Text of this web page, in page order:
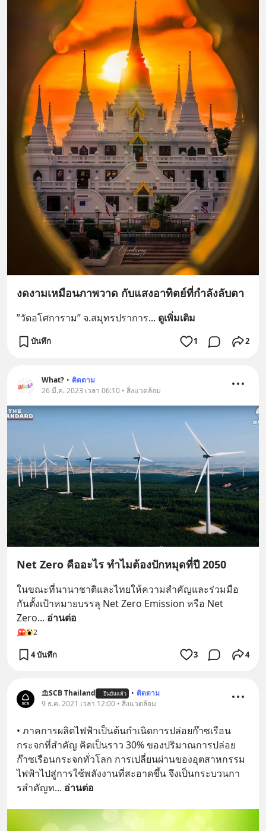
งดงามเหมือนภาพวาด กับแสงอาทิตย์ที่กำลังลับตา
”วัดอโศการาม” จ.สมุทรปราการ... ดูเพิ่มเติม
บันทึก 1 2
What? • ติดตาม
26 มี.ค. 2023 เวลา 06:10 • สิ่งแวดล้อม
Net Zero คืออะไร ทำไมต้องปักหมุดที่ปี 2050
ในขณะที่นานาชาติและไทยให้ความสำคัญและร่วมมือ
กันตั้งเป้าหมายบรรลุ Net Zero Emission หรือ Net
Zero... อ่านต่อ
2
4 บันทึก 3 4
SCB Thailand ยืนยันแล้ว • ติดตาม
9 ธ.ค. 2021 เวลา 12:00 • สิ่งแวดล้อม
• ภาคการผลิตไฟฟ้าเป็นต้นกำเนิดการปล่อยก๊าซเรือน
กระจกที่สำคัญ คิดเป็นราว 30% ของปริมาณการปล่อย
ก๊าซเรือนกระจกทั่วโลก การเปลี่ยนผ่านของอุตสาหกรรม
ไฟฟ้าไปสู่การใช้พลังงานที่สะอาดขึ้น จึงเป็นกระบวนกา
รสำคัญท... อ่านต่อ